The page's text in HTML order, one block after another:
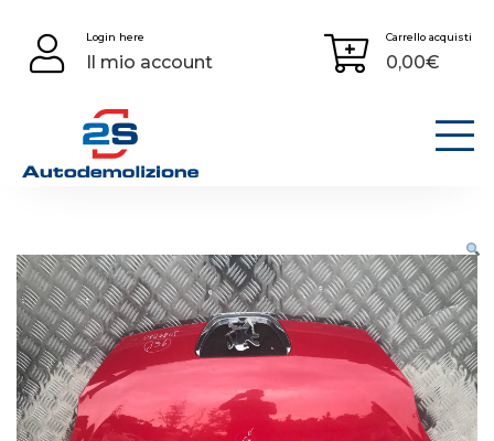
content
Login here
Il mio account
Carrello acquisti
0,00€